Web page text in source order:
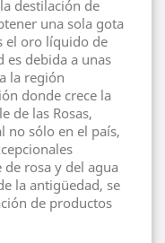
destilación de
una sola gota
el oro líquido de
es debida a unas
la región
donde crece la
de las Rosas,
no sólo en el país,
rosa y del agua
la antigüedad, se
de productos